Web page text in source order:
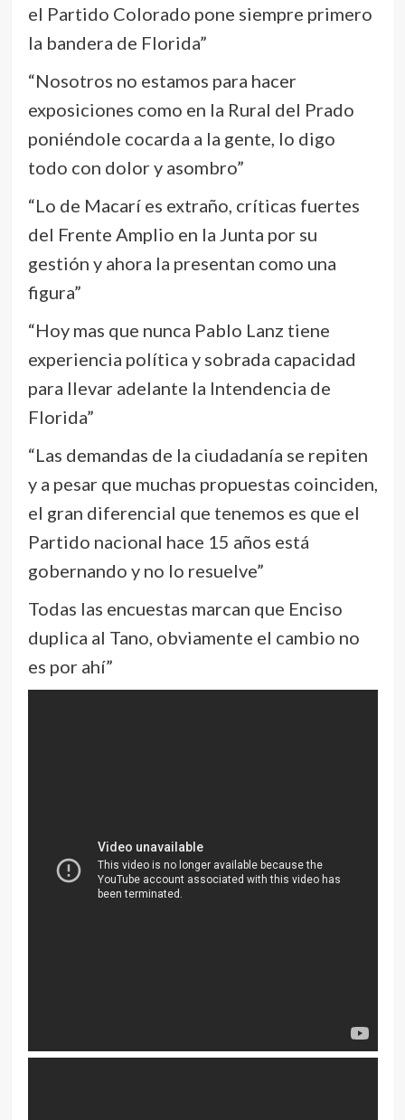
el Partido Colorado pone siempre primero
la bandera de Florida”
“Nosotros no estamos para hacer
exposiciones como en la Rural del Prado
poniéndole cocarda a la gente, lo digo
todo con dolor y asombro”
“Lo de Macarí es extraño, críticas fuertes
del Frente Amplio en la Junta por su
gestión y ahora la presentan como una
figura”
“Hoy mas que nunca Pablo Lanz tiene
experiencia política y sobrada capacidad
para llevar adelante la Intendencia de
Florida”
“Las demandas de la ciudadanía se repiten
y a pesar que muchas propuestas coinciden,
el gran diferencial que tenemos es que el
Partido nacional hace 15 años está
gobernando y no lo resuelve”
Todas las encuestas marcan que Enciso
duplica al Tano, obviamente el cambio no
es por ahí”